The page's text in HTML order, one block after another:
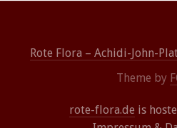
Rote Flora – Achidi-John-
Theme by
rote-flora.de is